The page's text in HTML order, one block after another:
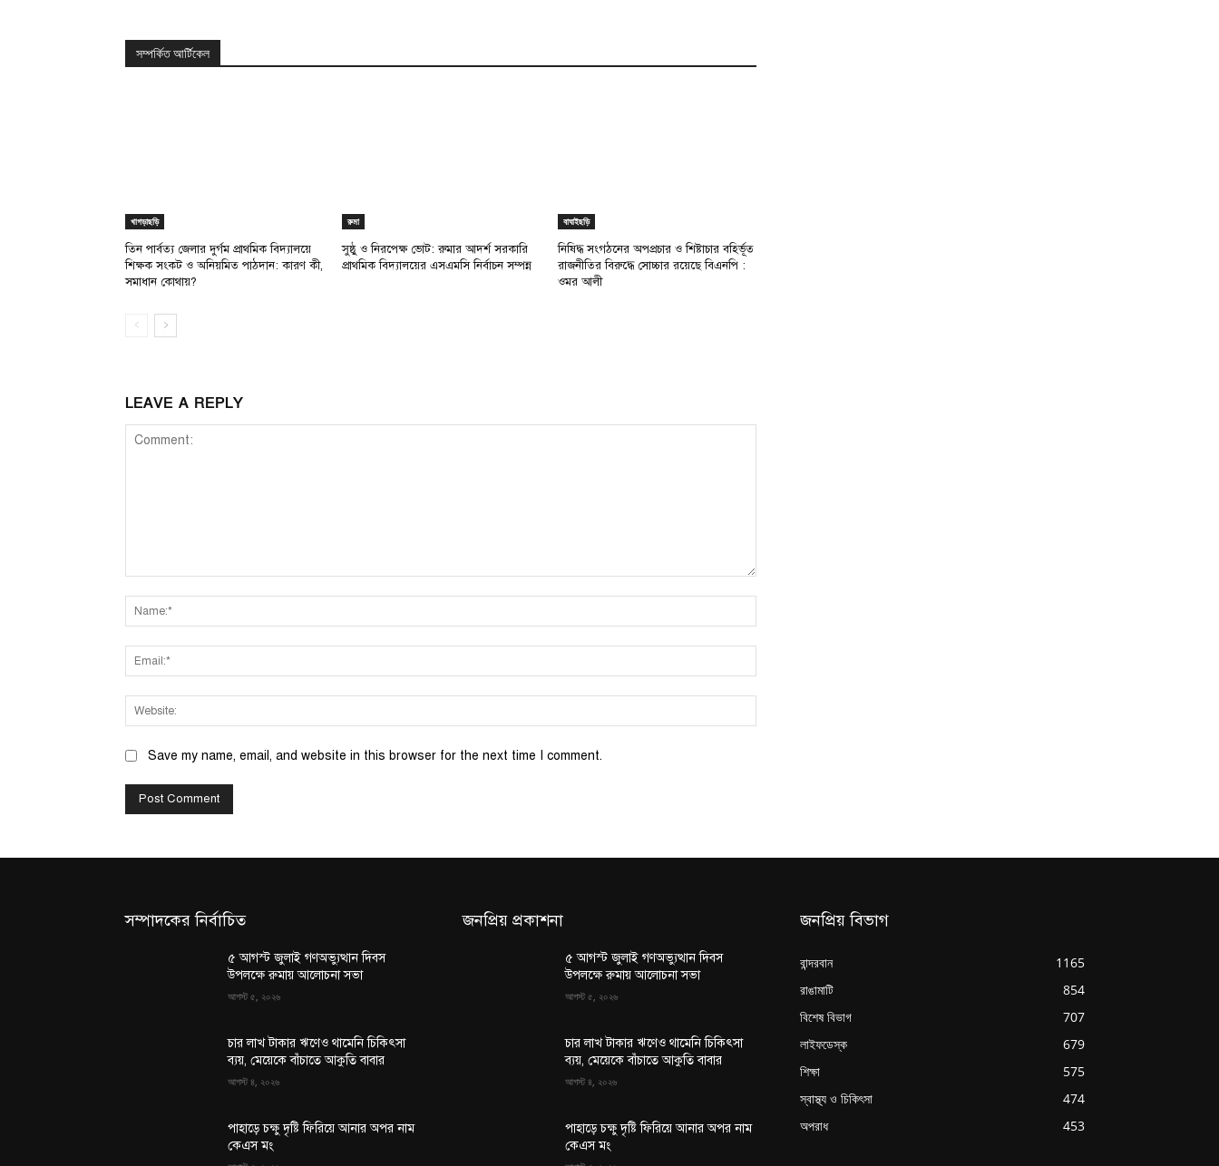
সম্পর্কিত আর্টিকেল
খাগড়াছড়ি
তিন পার্বত্য জেলার দুর্গম প্রাথমিক বিদ্যালয়ে
শিক্ষক সংকট ও অনিয়মিত পাঠদান: কারণ কী,
সমাধান কোথায়?
রুমা
সুষ্ঠু ও নিরপেক্ষ ভোট: রুমার আদর্শ সরকারি
প্রাথমিক বিদ্যালয়ের এসএমসি নির্বাচন সম্পন্ন
বাঘাইছড়ি
নিষিদ্ধ সংগঠনের অপপ্রচার ও শিষ্টাচার বহির্ভূত
রাজনীতির বিরুদ্ধে সোচ্চার রয়েছে বিএনপি :
ওমর আলী
LEAVE A REPLY
Save my name, email, and website in this browser for the next time I comment.
সম্পাদকের নির্বাচিত
৫ আগস্ট জুলাই গণঅভ্যুত্থান দিবস
উপলক্ষে রুমায় আলোচনা সভা
আগস্ট ৫, ২০২৬
চার লাখ টাকার ঋণেও থামেনি চিকিৎসা
ব্যয়, মেয়েকে বাঁচাতে আকুতি বাবার
আগস্ট ৪, ২০২৬
পাহাড়ে চক্ষু দৃষ্টি ফিরিয়ে আনার অপর নাম
কেএস মং
জনপ্রিয় প্রকাশনা
৫ আগস্ট জুলাই গণঅভ্যুত্থান দিবস
উপলক্ষে রুমায় আলোচনা সভা
আগস্ট ৫, ২০২৬
চার লাখ টাকার ঋণেও থামেনি চিকিৎসা
ব্যয়, মেয়েকে বাঁচাতে আকুতি বাবার
আগস্ট ৪, ২০২৬
পাহাড়ে চক্ষু দৃষ্টি ফিরিয়ে আনার অপর নাম
কেএস মং
জনপ্রিয় বিভাগ
বান্দরবান
1165
রাঙামাটি
854
বিশেষ বিভাগ
707
লাইফডেস্ক
679
শিক্ষা
575
স্বাস্থ্য ও চিকিৎসা
474
অপরাধ
453